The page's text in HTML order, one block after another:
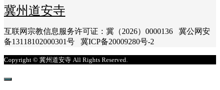
冀州道安寺
互联网宗教信息服务许可证：冀（2026）0000136 冀公网安
备13118102000301号 冀ICP备20009280号-2
Copyright © 冀州道安寺 All Rights Reserved.